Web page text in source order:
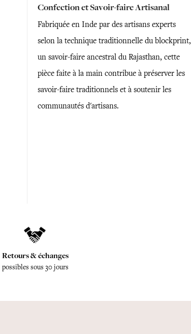
Confection et Savoir-faire Artisanal
Fabriquée en Inde par des artisans experts
selon la technique traditionnelle du blockprint,
un savoir-faire ancestral du Rajasthan, cette
pièce faite à la main contribue à préserver les
savoir-faire traditionnels et à soutenir les
communautés d'artisans.
Retours & échanges
possibles sous 30 jours